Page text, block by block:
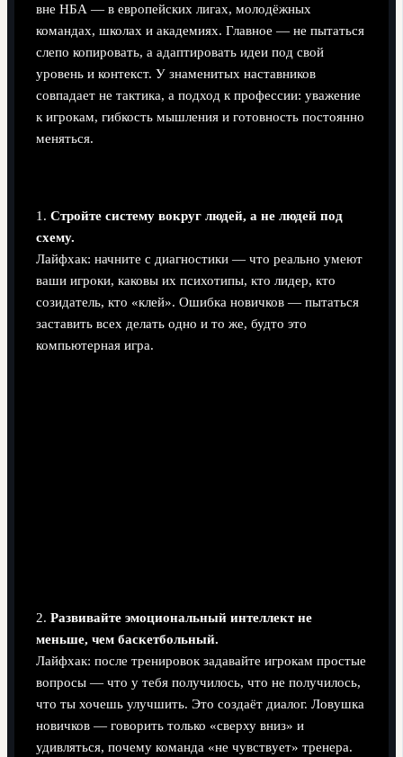
вне НБА — в европейских лигах, молодёжных
командах, школах и академиях. Главное — не пытаться
слепо копировать, а адаптировать идеи под свой
уровень и контекст. У знаменитых наставников
совпадает не тактика, а подход к профессии: уважение
к игрокам, гибкость мышления и готовность постоянно
меняться.
1. Стройте систему вокруг людей, а не людей под
схему.
Лайфхак: начните с диагностики — что реально умеют
ваши игроки, каковы их психотипы, кто лидер, кто
созидатель, кто «клей». Ошибка новичков — пытаться
заставить всех делать одно и то же, будто это
компьютерная игра.
2. Развивайте эмоциональный интеллект не
меньше, чем баскетбольный.
Лайфхак: после тренировок задавайте игрокам простые
вопросы — что у тебя получилось, что не получилось,
что ты хочешь улучшить. Это создаёт диалог. Ловушка
новичков — говорить только «сверху вниз» и
удивляться, почему команда «не чувствует» тренера.